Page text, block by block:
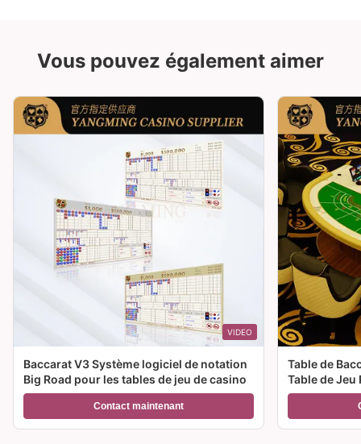
Vous pouvez également aimer
VIDEO
Baccarat V3 Système logiciel de notation
Big Road pour les tables de jeu de casino
Contact maintenant
Table de
Table de
Casino à